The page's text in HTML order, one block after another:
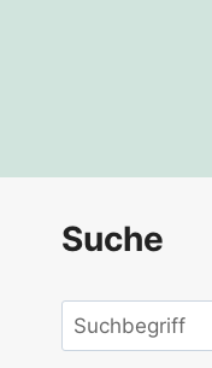
Suche
Suchen